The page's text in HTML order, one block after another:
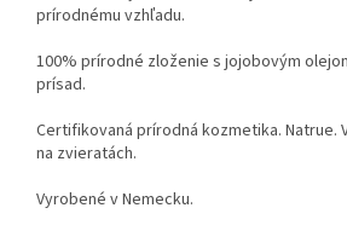
prírodnému vzhľadu.
100% prírodné zloženie s jojobovým
prísad.
Certifikovaná prírodná kozmetika. Natrue.
na zvieratách.
Vyrobené v Nemecku.